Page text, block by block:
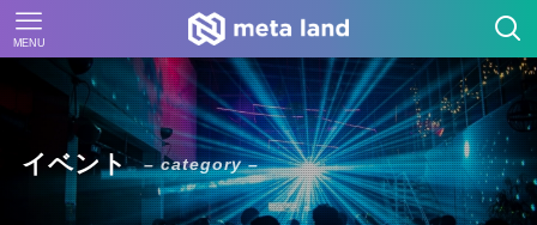
MENU
イベント – category –